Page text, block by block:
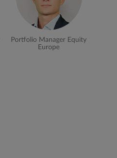
Portfolio Manager Equity
Europe